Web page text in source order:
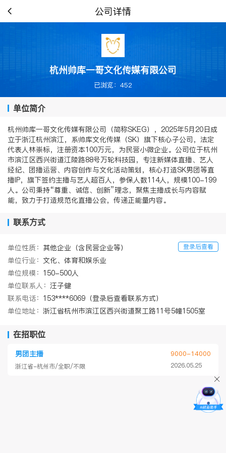
公司详情
杭州帅库一哥文化传媒有限公司
已浏览：452
单位简介
杭州帅库一哥文化传媒有限公司（简称SKEG），2025年5月20日成
立于浙江杭州滨江，系帅库文化传媒（SK）旗下核心子公司，法定
代表人林崇标，注册资本100万元，为民营小微企业。公司位于杭州
市滨江区西兴街道江陵路88号万轮科技园，专注新媒体直播、艺人
经纪、团播运营、内容创作与文化活动策划，核心打造SK男团等直
播IP，旗下签约主播与艺人超百人，参保人数114人，规模100-199
人。公司秉持“尊重、诚信、创新”理念，聚焦主播成长与内容赋
能，致力于打造规范化直播公会，传递正能量内容。
联系方式
登录后查看
单位性质： 其他企业（含民营企业等）
单位行业： 文化、体育和娱乐业
单位规模： 150-500人
单位联系人： 汪子健
联系电话： 153****6069（登录后查看联系方式）
单位地址： 浙江省杭州市滨江区西兴街道聚工路11号5幢1505室
在招职位
男团主播
浙江省-杭州市/全职/不限
9000-14000
2026.05.25